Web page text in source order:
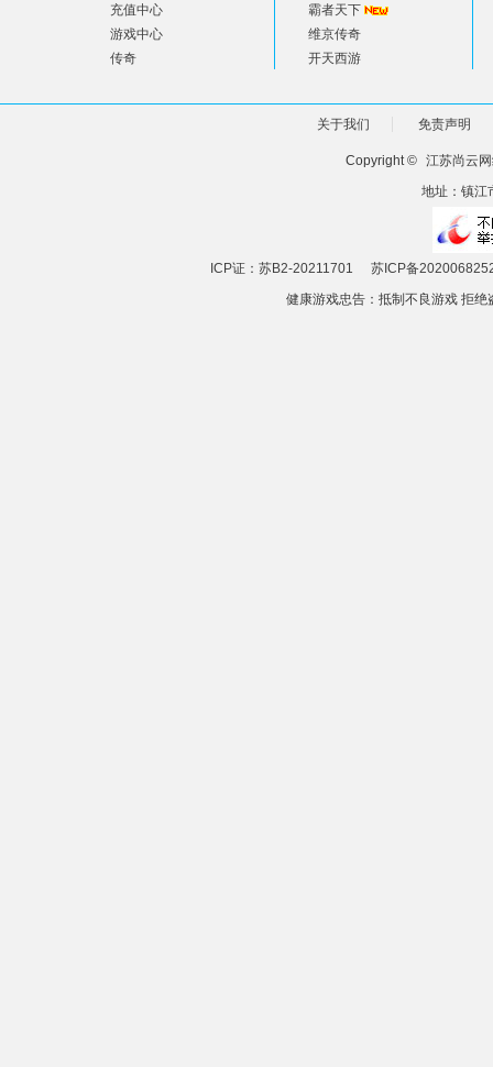
充值中心
游戏中心
传奇
霸者天下
维京传奇
开天西游
关于我们 免责声明
Copyright © 江苏尚云
地址：镇江
ICP证：苏B2-20211701
苏ICP备
健康游戏忠告：抵制不良游戏 拒